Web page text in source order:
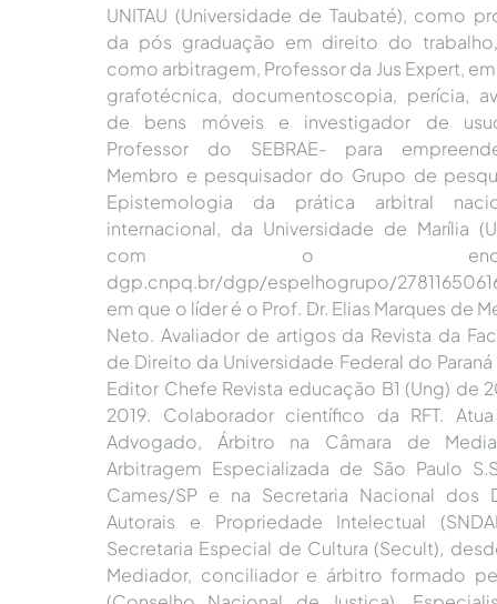
UNITAU (Universidade de Taubaté), como
da pós graduação em direito do
como arbitragem, Professor da Jus Expert,
grafotécnica, documentoscopia, perícia,
de bens móveis e investigador de
Professor do SEBRAE- para
Membro e pesquisador do Grupo de
Epistemologia da prática arbitral
internacional, da Universidade de Marília
com o
dgp.cnpq.br/dgp/espelhogrupo/
em que o líder é o Prof. Dr. Elias Marques de
Neto. Avaliador de artigos da Revista da
de Direito da Universidade Federal do Paraná
Editor Chefe Revista educação B1 (Ung) de
2019. Colaborador científico da RFT.
Advogado, Árbitro na Câmara de
Arbitragem Especializada de São Paulo
Cames/SP e na Secretaria Nacional dos
Autorais e Propriedade Intelectual
Secretaria Especial de Cultura (Secult),
Mediador, conciliador e árbitro formado